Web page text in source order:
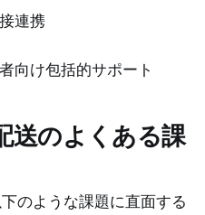
連携
向け包括的サポート
送のよくある課
のような課題に直面する